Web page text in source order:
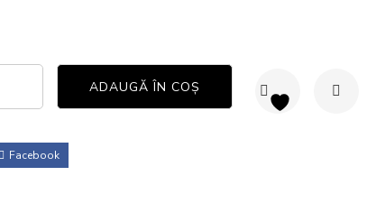
ADAUGĂ ÎN COȘ
Facebook